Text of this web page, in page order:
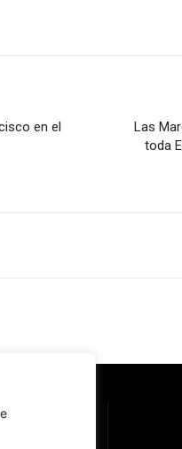
en el
Las
toda